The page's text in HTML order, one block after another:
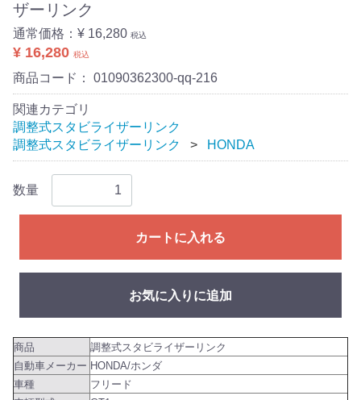
ザーリンク
通常価格： ¥ 16,280 税込
¥ 16,280 税込
商品コード： 01090362300-qq-216
関連カテゴリ
調整式スタビライザーリンク
調整式スタビライザーリンク
HONDA
数量
カートに入れる
お気に入りに追加
商品
調整式スタビライザーリンク
自動車メーカー HONDA/ホンダ
車種
フリード